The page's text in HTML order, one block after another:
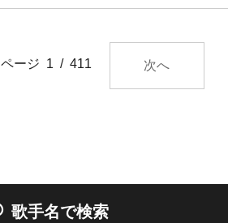
ページ 1 / 411 次へ
歌手名で検索